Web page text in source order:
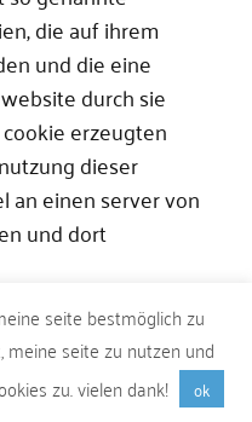
die auf ihrem
und die eine
durch sie
erzeugten
dieser
an einen server von
und dort
analytics-cookies
6 abs. 1 lit. f dsgvo.
berechtigtes
seite bestmöglich zu
seite zu nutzen und
zu. vielen dank!
ok